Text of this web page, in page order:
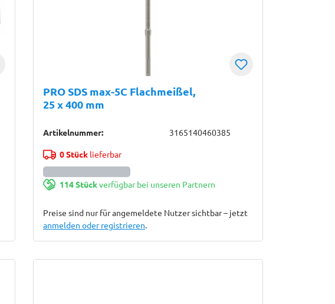
PRO SDS max-5C Flachmeißel,
25 x 400 mm
Artikelnummer: 3165140460385
0 Stücklieferbar
114 Stückverfügbar bei unseren Partnern
Preise sind nur für angemeldete Nutzer sichtbar – jetzt
anmelden oder registrieren.